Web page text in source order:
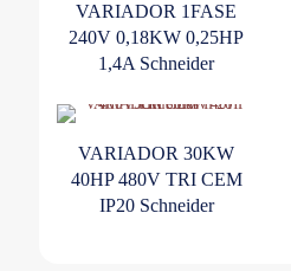
VARIADOR 1FASE
240V 0,18KW 0,25HP
1,4A Schneider
VARIADOR 30KW
40HP 480V TRI CEM
IP20 Schneider